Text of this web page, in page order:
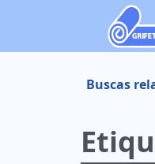
Buscas